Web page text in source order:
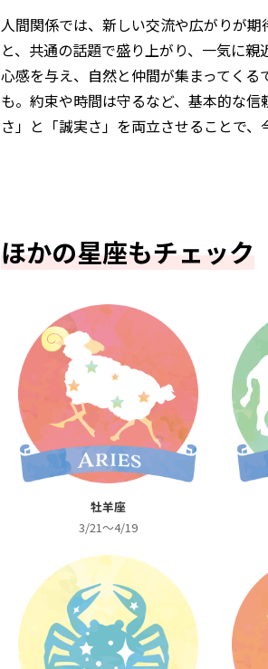
人間関係では、新しい交流や広がりが
と、共通の話題で盛り上がり、一気に
心感を与え、自然と仲間が集まってく
も。約束や時間は守るなど、基本的な
さ」と「誠実さ」を両立させることで、
ほかの星座もチェック
牡羊座
3/21～4/19